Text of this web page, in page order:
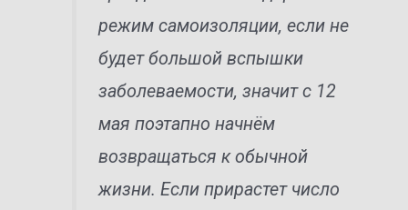
режим самоизоляции, если не
будет большой вспышки
заболеваемости, значит с 12
мая поэтапно начнём
возвращаться к обычной
жизни. Если прирастет число